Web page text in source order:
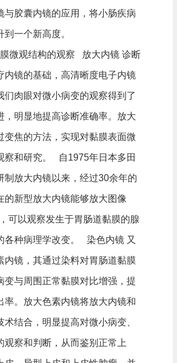
与胶囊内镜的应用，将小肠疾病
到一个新高度。
微观结构的观察 放大内镜 诊断
内镜的基础，高清晰度电子内镜
们肉眼对微小病变的观察得到了
，明显地提高诊断准确率。放大
变焦的方法，实现对黏膜表面微
察和研究。 自1975年日本多田
制放大内镜以来，经过30余年的
的新型放大内镜能够放大图像
可以观察发生于胃肠道黏膜的腺
各种病理学改变。 染色内镜 又
内镜，其通过染料对胃肠道黏膜
变与周围正常黏膜对比增强，提
率。放大色素内镜将放大内镜和
术结合，明显提高对微小病变、
观察和判断，从而鉴别正常上